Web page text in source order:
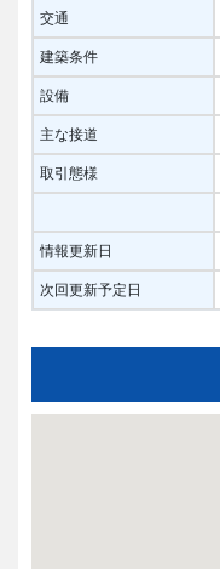
交通
建築条件
設備
主な接道
取引態様
情報更新日
次回更新予定日